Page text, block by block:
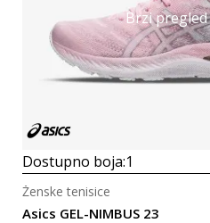
Brzi pregled
Dostupno boja:1
Asics GEL-NIMBUS 23
Ženske tenisice